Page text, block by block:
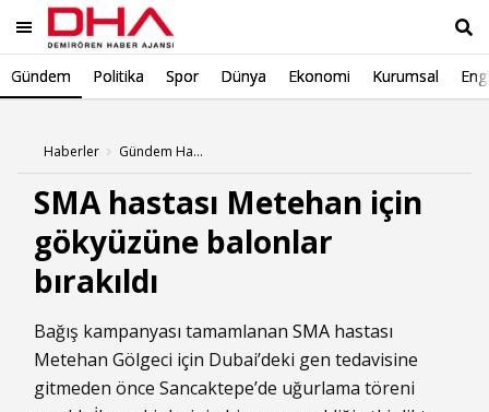
Gündem Politika Spor Dünya Ekonomi Kurumsal
Haberler Gündem Haberleri
SMA hastası Metehan için
gökyüzüne balonlar
bırakıldı
Bağış kampanyası tamamlanan SMA hastası
Metehan Gölgeci için Dubai’deki gen tedavisine
gitmeden önce Sancaktepe’de uğurlama töreni